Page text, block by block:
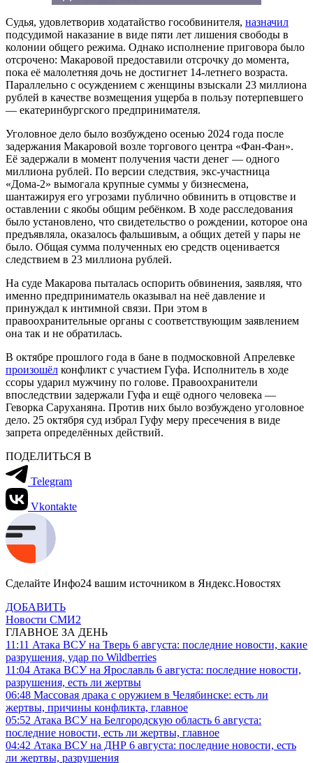
Судья, удовлетворив ходатайство гособвинителя, назначил
подсудимой наказание в виде пяти лет лишения свободы в
колонии общего режима. Однако исполнение приговора было
отсрочено: Макаровой предоставили отсрочку до момента,
пока её малолетняя дочь не достигнет 14-летнего возраста.
Параллельно с осуждением с женщины взыскали 23 миллиона
рублей в качестве возмещения ущерба в пользу потерпевшего
— екатеринбургского предпринимателя.
Уголовное дело было возбуждено осенью 2024 года после
задержания Макаровой возле торгового центра «Фан-Фан».
Её задержали в момент получения части денег — одного
миллиона рублей. По версии следствия, экс-участница
«Дома-2» вымогала крупные суммы у бизнесмена,
шантажируя его угрозами публично обвинить в отцовстве и
оставлении с якобы общим ребёнком. В ходе расследования
было установлено, что свидетельство о рождении, которое она
предъявляла, оказалось фальшивым, а общих детей у пары не
было. Общая сумма полученных ею средств оценивается
следствием в 23 миллиона рублей.
На суде Макарова пыталась оспорить обвинения, заявляя, что
именно предприниматель оказывал на неё давление и
принуждал к интимной связи. При этом в
правоохранительные органы с соответствующим заявлением
она так и не обратилась.
В октябре прошлого года в бане в подмосковной Апрелевке
произошёл конфликт с участием Гуфа. Исполнитель в ходе
ссоры ударил мужчину по голове. Правоохранители
впоследствии задержали Гуфа и ещё одного человека —
Геворка Саруханяна. Против них было возбуждено уголовное
дело. 25 октября суд избрал Гуфу меру пресечения в виде
запрета определённых действий.
ПОДЕЛИТЬСЯ В
Telegram
Vkontakte
Сделайте Инфо24 вашим источником в Яндекс.Новостях
ДОБАВИТЬ
Новости СМИ2
ГЛАВНОЕ ЗА ДЕНЬ
11:11 Атака ВСУ на Тверь 6 августа: последние новости, какие
разрушения, удар по Wildberries
11:04 Атака ВСУ на Ярославль 6 августа: последние новости,
разрушения, есть ли жертвы
06:48 Массовая драка с оружием в Челябинске: есть ли
жертвы, причины конфликта, главное
05:52 Атака ВСУ на Белгородскую область 6 августа:
последние новости, есть ли жертвы, главное
04:42 Атака ВСУ на ДНР 6 августа: последние новости, есть
ли жертвы, разрушения